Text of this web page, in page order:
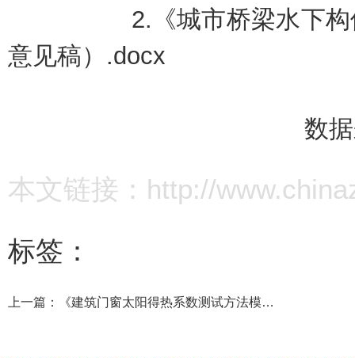
2.《城市桥梁水下
意见稿）.docx
数
本文链接：http://
标签：
上一篇： 《建筑门窗太阳得热系数测试方法模拟光源法（征求意见稿）》